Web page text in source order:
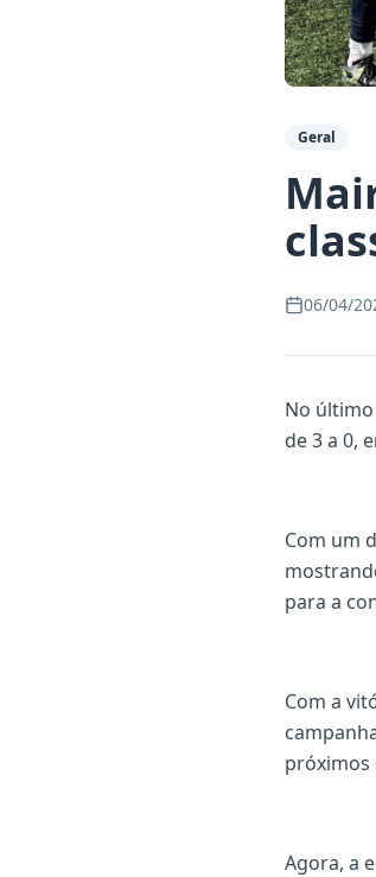
Geral
06/04/
No
de 3 a 0,
Com um
para a
Com a
Agora, a